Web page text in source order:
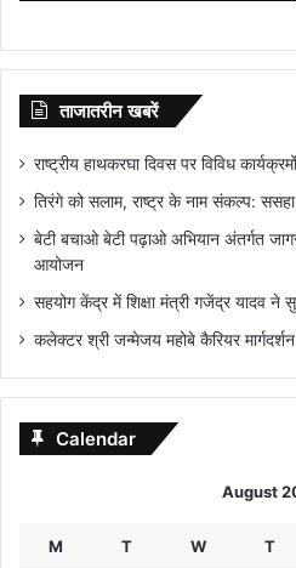
ताजातरीन खबरें
राष्ट्रीय हाथकरघा दिवस पर विविध
तिरंगे को सलाम, राष्ट्र के नाम संकल्प:
बेटी बचाओ बेटी पढ़ाओ अभियान अंतर्गत
आयोजन
सहयोग केंद्र में शिक्षा मंत्री गजेंद्र यादव ने
कलेक्टर श्री जन्मेजय महोबे कैरियर
Calendar
August
M T W T